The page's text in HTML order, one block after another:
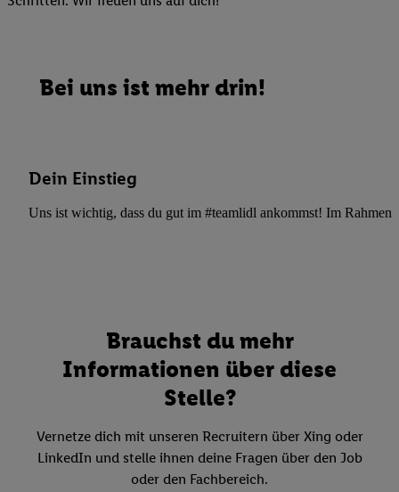
Bei uns ist mehr drin!
Dein Einstieg
Uns ist wichtig, dass du gut im #teamlidl ankommst! Im Rahmen
Brauchst du mehr
Informationen über diese
Stelle?
Vernetze dich mit unseren Recruitern über Xing oder
LinkedIn und stelle ihnen deine Fragen über den Job
oder den Fachbereich.